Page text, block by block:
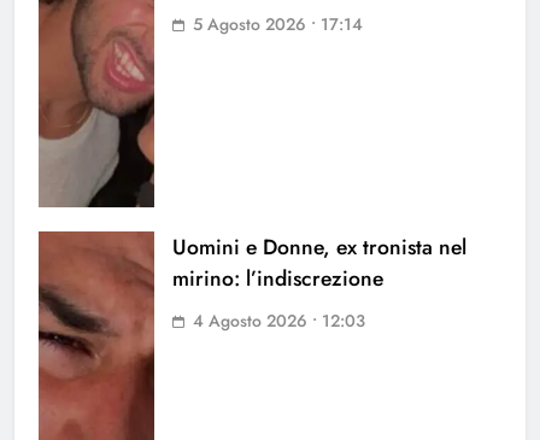
5 Agosto 2026 • 17:14
Uomini e Donne, ex tronista nel
mirino: l’indiscrezione
4 Agosto 2026 • 12:03